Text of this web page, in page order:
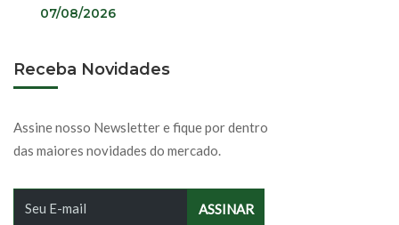
07/08/2026
Receba Novidades
Assine nosso Newsletter e fique por dentro
das maiores novidades do mercado.